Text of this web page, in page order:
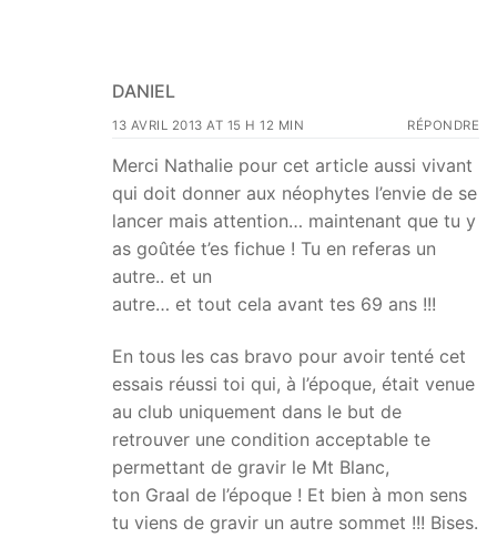
DANIEL
13 AVRIL 2013 AT 15 H 12 MIN RÉPONDRE
Merci Nathalie pour cet article aussi vivant
qui doit donner aux néophytes l’envie de se
lancer mais attention… maintenant que tu y
as goûtée t’es fichue ! Tu en referas un
autre.. et un
autre… et tout cela avant tes 69 ans !!!
En tous les cas bravo pour avoir tenté cet
essais réussi toi qui, à l’époque, était venue
au club uniquement dans le but de
retrouver une condition acceptable te
permettant de gravir le Mt Blanc,
ton Graal de l’époque ! Et bien à mon sens
tu viens de gravir un autre sommet !!! Bises.